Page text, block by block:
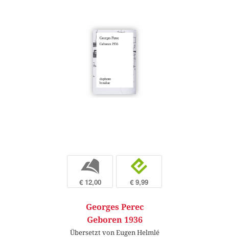
b
€ 12,00
e
€ 9,99
Georges Perec
Geboren 1936
Übersetzt von Eugen Helmlé